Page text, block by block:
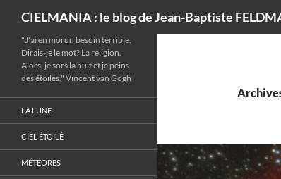
CIELMANIA : le blog de Jean-Baptiste
"J'ai en moi un besoin terrible.
Dirais-je le mot? La religion.
Alors, je sors la nuit et je peins
des étoiles." Vincent van Gogh
LA LUNE
CIEL ÉTOILÉ
MÉTÉORES